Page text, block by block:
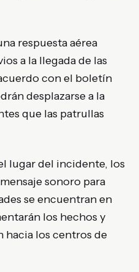
respuesta aérea
a la llegada de las
con el boletín
desplazarse a la
que las patrullas
lugar del incidente, los
sonoro para
se encuentran en
los hechos y
los centros de